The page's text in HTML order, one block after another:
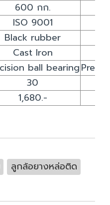
600 กก.
ISO 9001
Black rubber
Cast Iron
ball bearing
30
1,680.-
ลูกล้อยางหล่อติด